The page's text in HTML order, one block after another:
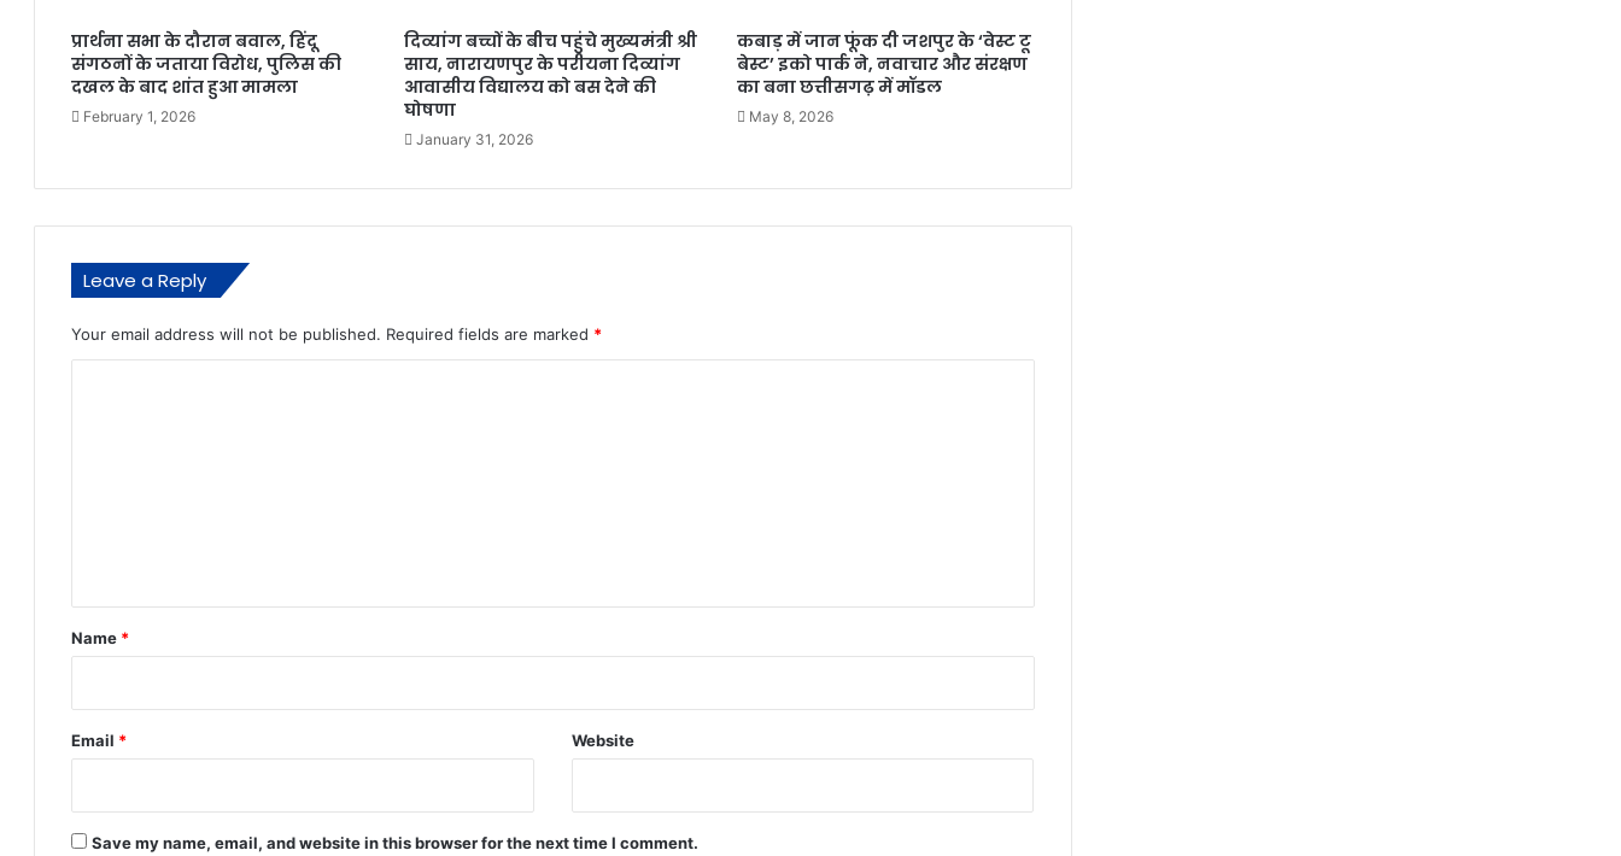
प्रार्थना सभा के दौरान बवाल, हिंदू
संगठनों के जताया विरोध, पुलिस की
दखल के बाद शांत हुआ मामला
February 1, 2026
दिव्यांग बच्चों के बीच पहुंचे मुख्यमंत्री श्री
साय, नारायणपुर के परीयना दिव्यांग
आवासीय विद्यालय को बस देने की
घोषणा
January 31, 2026
कबाड़ में जान फूंक दी जशपुर के ‘वेस्ट टू
बेस्ट’ इको पार्क ने, नवाचार और संरक्षण
का बना छत्तीसगढ़ में मॉडल
May 8, 2026
Leave a Reply
Your email address will not be published. Required fields are marked *
*
Name *
Email * Website
Save my name, email, and website in this browser for the next time I comment.